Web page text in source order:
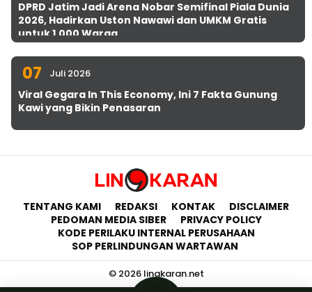
DPRD Jatim Jadi Arena Nobar Semifinal Piala Dunia
2026, Hadirkan Uston Nawawi dan UMKM Gratis
untuk 1.000 Warga
07 Juli 2026
Viral Gegara In This Economy, Ini 7 Fakta Gunung
Kawi yang Bikin Penasaran
TENTANG KAMI REDAKSI KONTAK
DISCLAIMER
PEDOMAN MEDIA SIBER
PRIVACY POLICY
KODE PERILAKU INTERNAL PERUSAHAAN
SOP PERLINDUNGAN WARTAWAN
© 2026 lingkaran.net